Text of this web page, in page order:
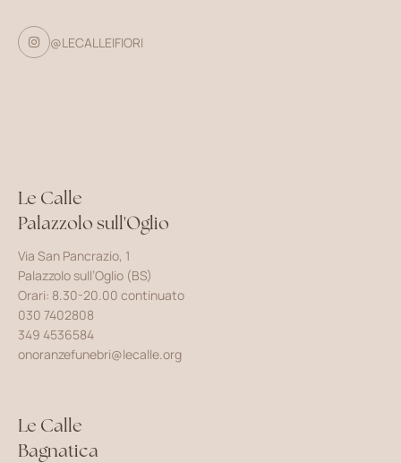
 @LECALLEIFIORI
Le Calle
Palazzolo sull'Oglio
Via San Pancrazio, 1
Palazzolo sull’Oglio (BS)
Orari: 8.30-20.00 continuato
030 7402808
349 4536584
onoranzefunebri@lecalle.org
Le Calle
Bagnatica